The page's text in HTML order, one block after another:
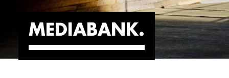
MEDIABANK